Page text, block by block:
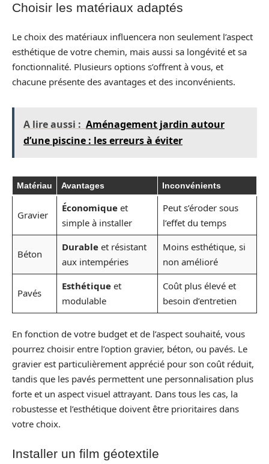
Choisir les matériaux adaptés
Le choix des matériaux influencera non seulement l’aspect
esthétique de votre chemin, mais aussi sa longévité et sa
fonctionnalité. Plusieurs options s’offrent à vous, et
chacune présente des avantages et des inconvénients.
A lire aussi : Aménagement jardin autour
d’une piscine : les erreurs à éviter
Matériau Avantages Inconvénients
Gravier
Économiqueet
simple à installer
Peut s’éroder sous
l’effet du temps
Béton
Durableet résistant
aux intempéries
Moins esthétique, si
non amélioré
Pavés
Esthétiqueet
modulable
Coût plus élevé et
besoin d’entretien
En fonction de votre budget et de l’aspect souhaité, vous
pourrez choisir entre l’option gravier, béton, ou pavés. Le
gravier est particulièrement apprécié pour son coût réduit,
tandis que les pavés permettent une personnalisation plus
forte et un aspect visuel attrayant. Dans tous les cas, la
robustesse et l’esthétique doivent être prioritaires dans
votre choix.
Installer un film géotextile